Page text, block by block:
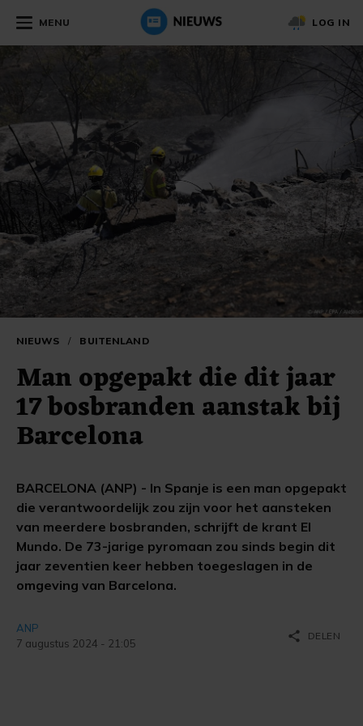
MENU LOG IN
NIEUWS / BUITENLAND
Man opgepakt die dit jaar
17 bosbranden aanstak bij
Barcelona
BARCELONA (ANP) - In Spanje is een man opgepakt
die verantwoordelijk zou zijn voor het aansteken
van meerdere bosbranden, schrijft de krant El
Mundo. De 73-jarige pyromaan zou sinds begin dit
jaar zeventien keer hebben toegeslagen in de
omgeving van Barcelona.
ANP
7 augustus 2024 - 21:05
share DELEN